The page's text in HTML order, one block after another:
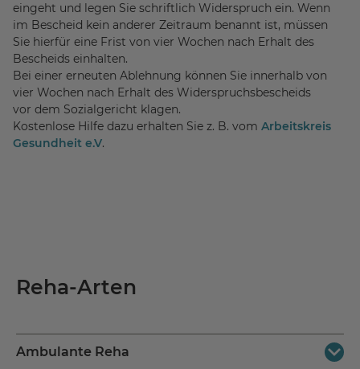
eingeht und legen Sie schriftlich Widerspruch ein. Wenn
im Bescheid kein anderer Zeitraum benannt ist, müssen
Sie hierfür eine Frist von vier Wochen nach Erhalt des
Bescheids einhalten.
Bei einer erneuten Ablehnung können Sie innerhalb von
vier Wochen nach Erhalt des Widerspruchsbescheids
vor dem Sozialgericht klagen.
Kostenlose Hilfe dazu erhalten Sie z. B. vom Arbeitskreis
Gesundheit e.V.
Reha-Arten
Ambulante Reha